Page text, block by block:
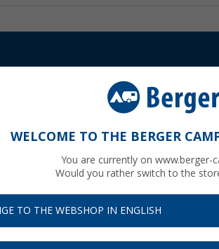
Cocoon Travel Mosquito Net
persona ultraligero 230 x
WELCOME TO THE BERGER
You are currently on www.berger-
Would you rather switch to the
TO THE WEBSHOP IN ENGLISH